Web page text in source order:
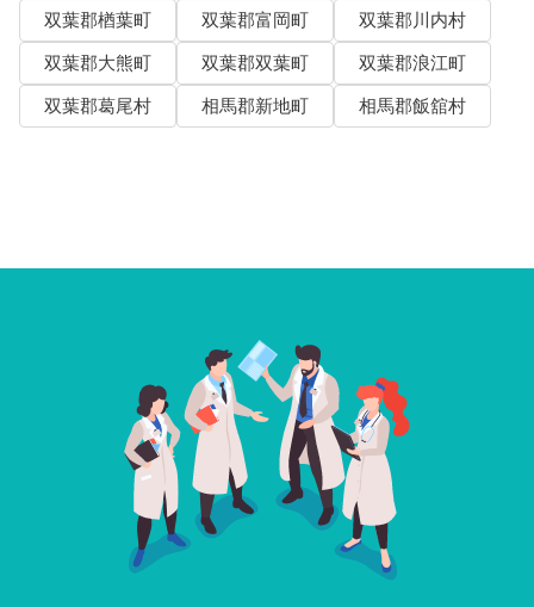
双葉郡楢葉町
双葉郡富岡町
双葉郡川内村
双葉郡大熊町
双葉郡双葉町
双葉郡浪江町
双葉郡葛尾村
相馬郡新地町 相馬郡飯舘村